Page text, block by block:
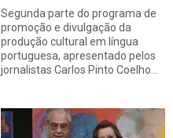
Segunda parte do programa de
promoção e divulgação da
produção cultural em língua
portuguesa, apresentado pelos
jornalistas Carlos Pinto Coelho…